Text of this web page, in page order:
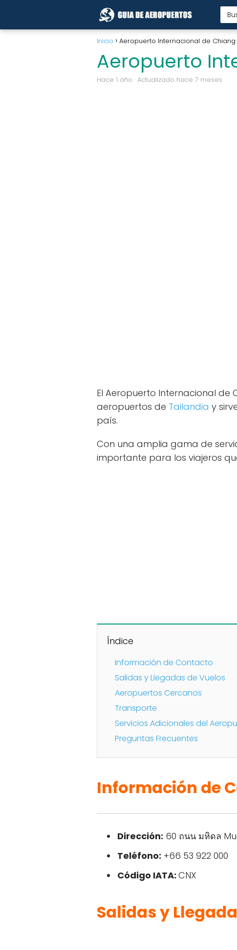
Inicio Aeropuerto Internacional de Chiang
Aeropuerto
hace 1 año · Actualizado hace 7 meses
El Aeropuerto Internacional de
aeropuertos de Tailandia y
país.
Con una amplia gama de
importante para los viajeros
Índice
Información de Contacto
Salidas y Llegadas de Vuelos
Aeropuertos Cercanos
Transporte
Servicios Adicionales del
Preguntas Frecuentes
Información de
Dirección: 60 ถนน มหิดล
Teléfono: +66 53 922 000
Código IATA: CNX
Salidas y